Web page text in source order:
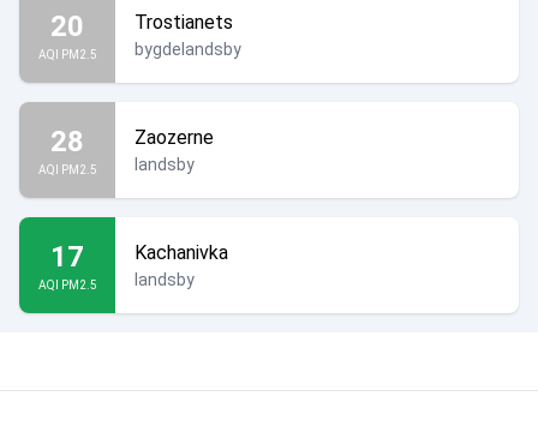
20
AQI PM2.5
Trostianets
bygdelandsby
28
AQI PM2.5
Zaozerne
landsby
17
AQI PM2.5
Kachanivka
landsby